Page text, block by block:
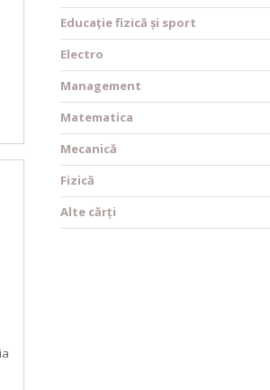
Educație fizică și sport
Electro
Management
Matematica
Mecanică
Fizică
Alte cărți